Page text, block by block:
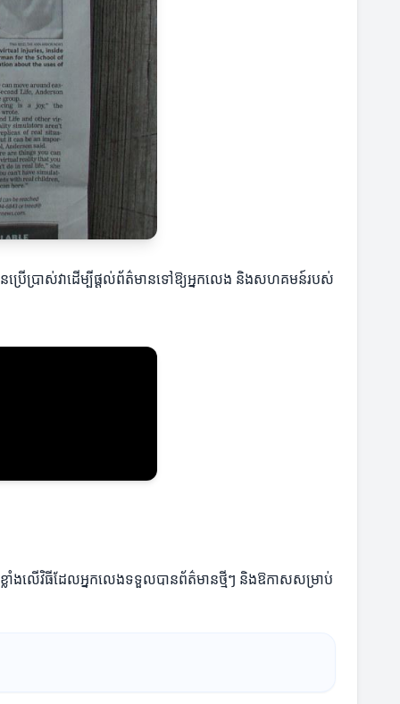
ានប្រើប្រាស់វាដើម្បីផ្ដល់ព័ត៌មានទៅឱ្យអ្នកលេង និងសហគមន៍របស់
ាំងលើវិធីដែលអ្នកលេងទទួលបានព័ត៌មានថ្មីៗ និងឱកាសសម្រាប់